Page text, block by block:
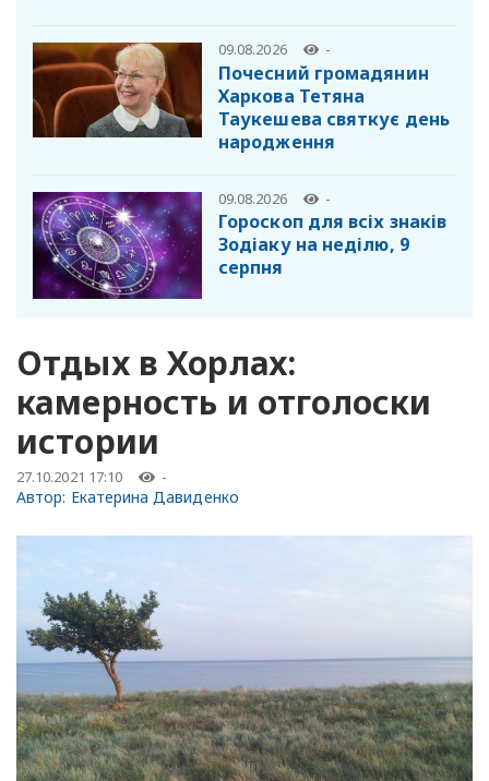
09.08.2026 -
Почесний громадянин
Харкова Тетяна
Таукешева святкує день
народження
09.08.2026 -
Гороскоп для всіх знаків
Зодіаку на неділю, 9
серпня
Отдых в Хорлах:
камерность и отголоски
истории
27.10.2021 17:10 -
Автор: Екатерина Давиденко